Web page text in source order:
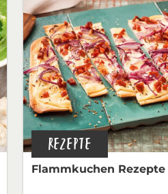
REZEPTE
Flammkuchen Rezepte